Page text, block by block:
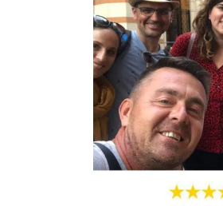
מוזר להגיע למקום שהשם שלו הוא
"שקשוקה" ולאכול בו את השקשוקה
הכי מגעילה שאכלת בחיים. שוחה
nuha duks
3 years ago